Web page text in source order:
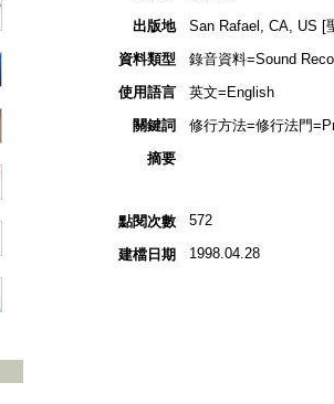
出版地
San Rafael, CA, US [
資料類型
錄音資料=Sound
使用語言
英文=English
關鍵詞
修行方法=修行法門
摘要
點閱次數 572
建檔日期 1998.04.28